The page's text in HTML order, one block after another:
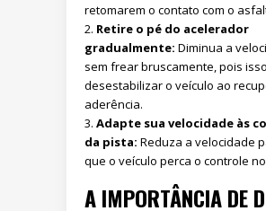
retomarem o contato com o
Retire o pé do acelerador
gradualmente: Diminua a
sem frear bruscamente, pois
desestabilizar o veículo ao
aderência.
Adapte sua velocidade às
da pista: Reduza a velocidade
que o veículo perca o controle
A IMPORTÂNCIA DE